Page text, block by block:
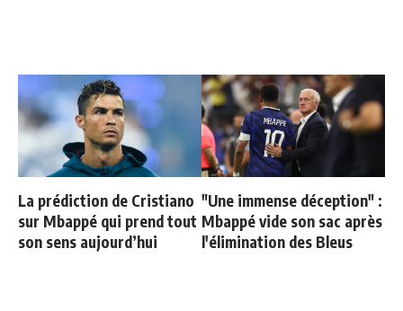
La prédiction de Cristiano
sur Mbappé qui prend tout
son sens aujourd’hui
"Une immense déception" :
Mbappé vide son sac après
l'élimination des Bleus